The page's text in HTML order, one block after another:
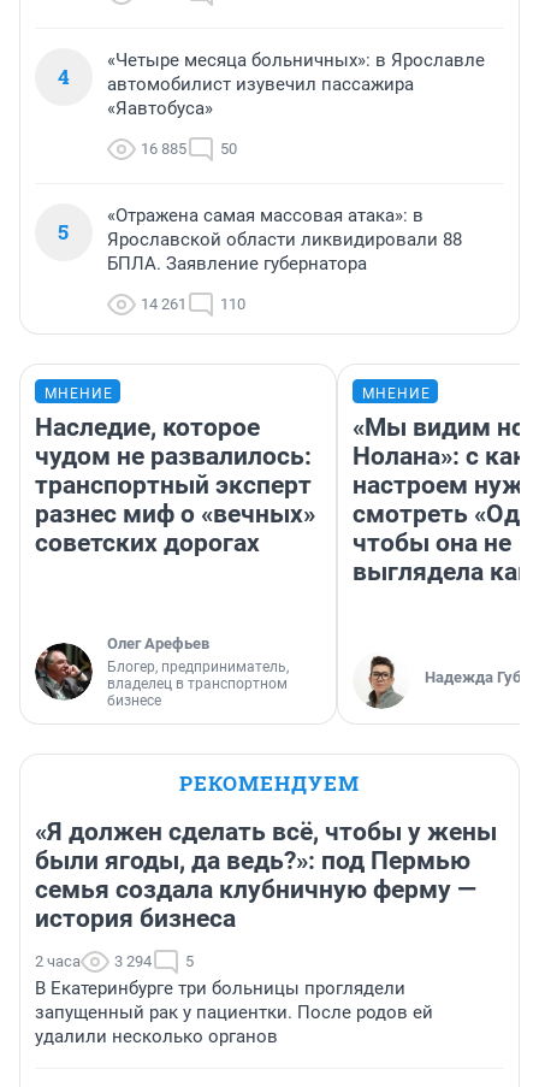
4
«Четыре месяца больничных»: в Ярославле
автомобилист изувечил пассажира
«Яавтобуса»
16 885 50
5
«Отражена самая массовая атака»: в
Ярославской области ликвидировали 88
БПЛА. Заявление губернатора
14 261 110
МНЕНИЕ
Наследие, которое
чудом не развалилось:
транспортный эксперт
разнес миф о «вечных»
советских дорогах
Олег Арефьев
Блогер, предприниматель,
владелец в транспортном
бизнесе
МНЕНИЕ
«Мы видим
Нолана»: с
настроем
смотреть
чтобы она не
выглядела как
Надежда
РЕКОМЕНДУЕМ
«Я должен сделать всё, чтобы у жены
были ягоды, да ведь?»: под Пермью
семья создала клубничную ферму —
история бизнеса
2 часа 3 294 5
В Екатеринбурге три больницы проглядели
запущенный рак у пациентки. После родов ей
удалили несколько органов